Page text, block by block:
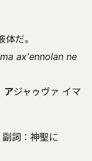
だ。
ax'ennolan ne
アジャゥヴァ イマ
詞：神聖に